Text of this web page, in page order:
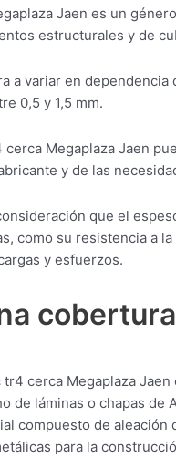
Jaen es un
estructurales y de
a variar en
0,5 y 1,5 mm.
cerca Megaplaza Jaen
y de las
que el
como su resistencia a
y esfuerzos.
cobertura
cerca Megaplaza
de láminas o chapas de
compuesto de
para la